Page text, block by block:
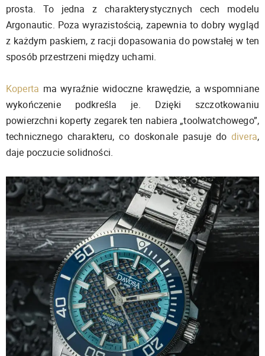
prosta. To jedna z charakterystycznych cech modelu
Argonautic. Poza wyrazistością, zapewnia to dobry wygląd
z każdym paskiem, z racji dopasowania do powstałej w ten
sposób przestrzeni między uchami.
Koperta ma wyraźnie widoczne krawędzie, a wspomniane
wykończenie podkreśla je. Dzięki szczotkowaniu
powierzchni koperty zegarek ten nabiera „toolwatchowego”,
technicznego charakteru, co doskonale pasuje do divera,
daje poczucie solidności.